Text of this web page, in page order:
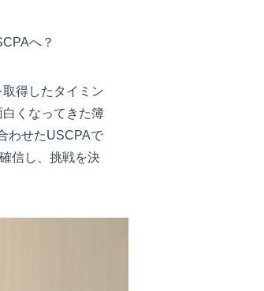
へ？
得したタイミン
くなってきた簿
わせたUSCPAで
信し、挑戦を決